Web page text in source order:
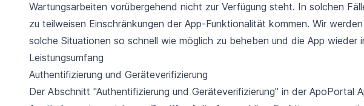
Wartungsarbeiten vorübergehend nicht zur Verfügung steht. In solchen
zu teilweisen Einschränkungen der App-Funktionalität kommen. Wir
solche Situationen so schnell wie möglich zu beheben und die App wieder
Leistungsumfang
Authentifizierung und Geräteverifizierung
Der Abschnitt "Authentifizierung und Geräteverifizierung" in der ApoPortal